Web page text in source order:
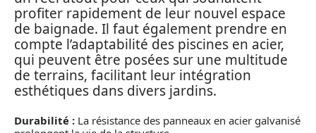
profiter rapidement de leur nouvel espace
de baignade. Il faut également prendre en
compte l’adaptabilité des piscines en acier,
qui peuvent être posées sur une multitude
de terrains, facilitant leur intégration
esthétiques dans divers jardins.
Durabilité : La résistance des panneaux en acier galvanisé